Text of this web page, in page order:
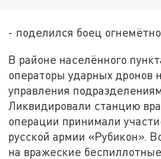
- поделился боец
В районе населённого
операторы ударных дронов
управления
Ликвидировали станцию
операции принимали
русской армии «Рубикон».
на вражеские